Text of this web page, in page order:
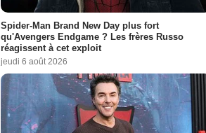
Spider-Man Brand New Day plus fort
qu'Avengers Endgame ? Les frères Russo
réagissent à cet exploit
jeudi 6 août 2026